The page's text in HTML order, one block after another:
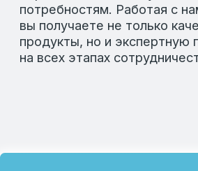
КОМАНДНАЯ
РАБОТА
ПРОСТОТА
И ПРОЗРАЧНОСТЬ
В ОТНОШЕНИЯХ